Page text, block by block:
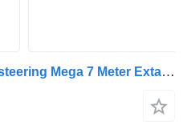
Meusburger MPS-3 Powersteering Mega 7 Meter Extandable!